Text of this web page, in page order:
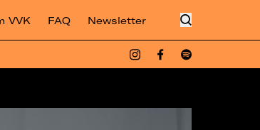
VVK FAQ Newsletter